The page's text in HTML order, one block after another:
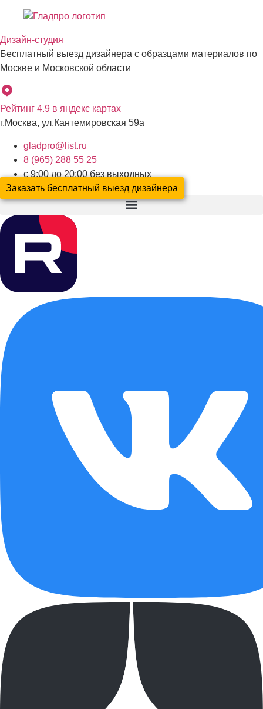
Перейти
содержимому
Дизайн-студия
Бесплатный выезд дизайнера с образцами материалов по
Москве и Московской области
Рейтинг 4.9 в яндекс картах
г.Москва, ул.Кантемировская 59а
gladpro@list.ru
8 (965) 288 55 25
с 9:00 до 20:00 без выходных
Заказать бесплатный выезд дизайнера